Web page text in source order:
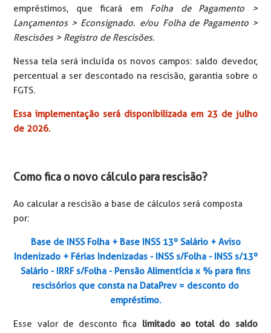
empréstimos, que ficará em Folha de Pagamento >
Lançamentos > Econsignado. e/ou Folha de Pagamento >
Rescisões > Registro de Rescisões.
Nessa tela será incluída os novos campos: saldo devedor,
percentual a ser descontado na rescisão, garantia sobre o
FGTS.
Essa implementação será disponibilizada em 23 de julho
de 2026.
Como fica o novo cálculo para rescisão?
Ao calcular a rescisão a base de cálculos será composta
por:
Base de INSS Folha + Base INSS 13º Salário + Aviso
Indenizado + Férias Indenizadas - INSS s/Folha - INSS s/13º
Salário - IRRF s/Folha - Pensão Alimentícia x % para fins
rescisórios que consta na DataPrev = desconto do
empréstimo.
Esse valor de desconto fica limitado ao total do saldo